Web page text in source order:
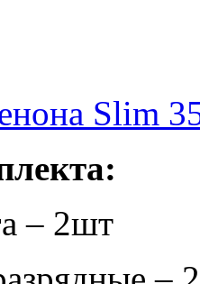
Slim
– 2шт